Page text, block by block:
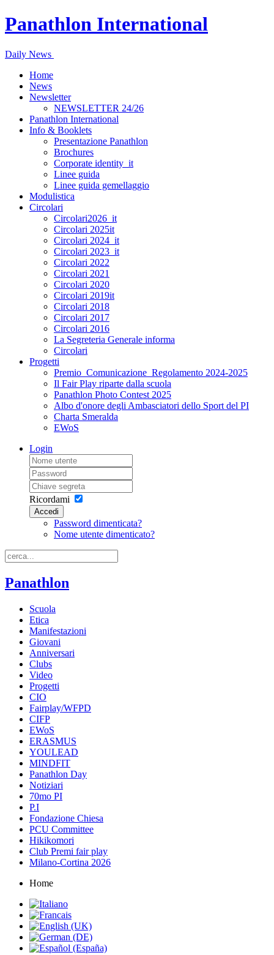
Panathlon International
Daily News
Home
News
Newsletter
NEWSLETTER 24/26
Panathlon International
Info & Booklets
Presentazione Panathlon
Brochures
Corporate identity_it
Linee guida
Linee guida gemellaggio
Modulistica
Circolari
Circolari2026_it
Circolari 2025it
Circolari 2024_it
Circolari 2023_it
Circolari 2022
Circolari 2021
Circolari 2020
Circolari 2019it
Circolari 2018
Circolari 2017
Circolari 2016
La Segreteria Generale informa
Circolari
Progetti
Premio_Comunicazione_Regolamento 2024-2025
Il Fair Play riparte dalla scuola
Panathlon Photo Contest 2025
Albo d'onore degli Ambasciatori dello Sport del PI
Charta Smeralda
EWoS
Login
Ricordami
Accedi
Password dimenticata?
Nome utente dimenticato?
Panathlon
Scuola
Etica
Manifestazioni
Giovani
Anniversari
Clubs
Video
Progetti
CIO
Fairplay/WFPD
CIFP
EWoS
ERASMUS
YOULEAD
MINDFIT
Panathlon Day
Notiziari
70mo PI
P.I
Fondazione Chiesa
PCU Committee
Hikikomori
Club Premi fair play
Milano-Cortina 2026
Home